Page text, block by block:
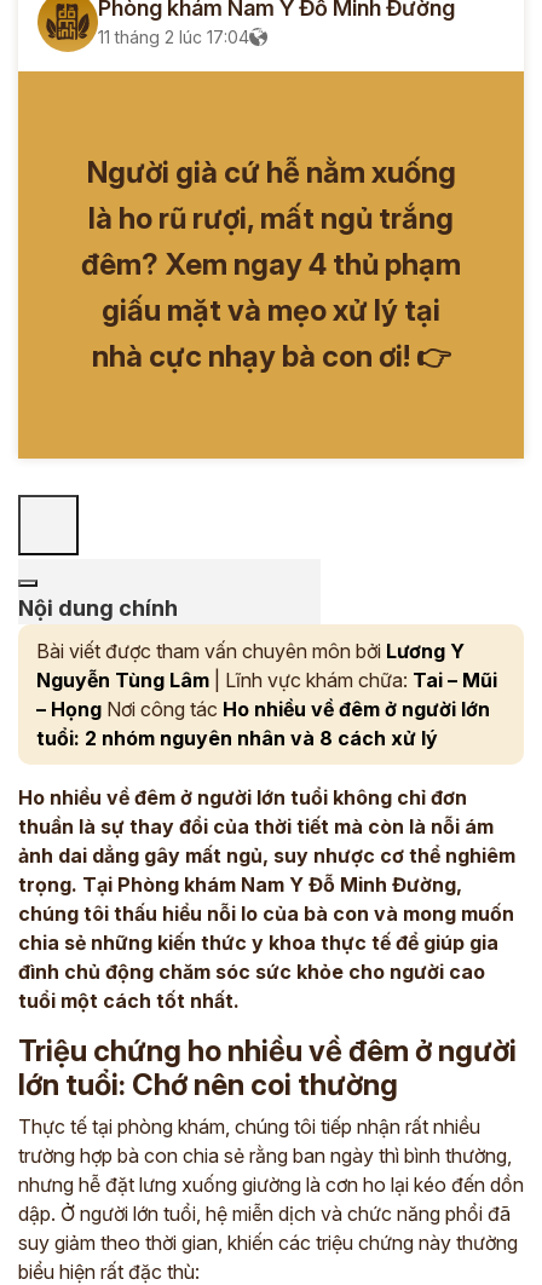
Phòng khám Nam Y Đỗ Minh Đường
11 tháng 2 lúc 17:04
Người già cứ hễ nằm xuống
là ho rũ rượi, mất ngủ trắng
đêm? Xem ngay 4 thủ phạm
giấu mặt và mẹo xử lý tại
nhà cực nhạy bà con ơi! 👉
Nội dung chính
Bài viết được tham vấn chuyên môn bởi Lương Y
Nguyễn Tùng Lâm | Lĩnh vực khám chữa: Tai – Mũi
– Họng Nơi công tác Ho nhiều về đêm ở người lớn
tuổi: 2 nhóm nguyên nhân và 8 cách xử lý
Ho nhiều về đêm ở người lớn tuổi không chỉ đơn
thuần là sự thay đổi của thời tiết mà còn là nỗi ám
ảnh dai dẳng gây mất ngủ, suy nhược cơ thể nghiêm
trọng. Tại Phòng khám Nam Y Đỗ Minh Đường,
chúng tôi thấu hiểu nỗi lo của bà con và mong muốn
chia sẻ những kiến thức y khoa thực tế để giúp gia
đình chủ động chăm sóc sức khỏe cho người cao
tuổi một cách tốt nhất.
Triệu chứng ho nhiều về đêm ở người
lớn tuổi: Chớ nên coi thường
Thực tế tại phòng khám, chúng tôi tiếp nhận rất nhiều
trường hợp bà con chia sẻ rằng ban ngày thì bình thường,
nhưng hễ đặt lưng xuống giường là cơn ho lại kéo đến dồn
dập. Ở người lớn tuổi, hệ miễn dịch và chức năng phổi đã
suy giảm theo thời gian, khiến các triệu chứng này thường
biểu hiện rất đặc thù: